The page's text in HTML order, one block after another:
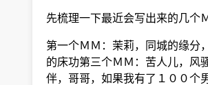
先梳理一下最近会写出来的几个
第一个ＭＭ：茉莉，同城的缘分
的床功第三个ＭＭ：苦人儿，风
伴，哥哥，如果我有了１００个